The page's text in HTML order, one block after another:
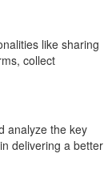
like sharing
collect
analyze the key
delivering a better